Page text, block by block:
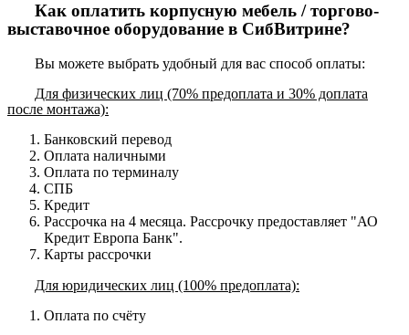
Как оплатить корпусную мебель / торгово-
выставочное оборудование в СибВитрине?
Вы можете выбрать удобный для вас способ оплаты:
Для физических лиц (70% предоплата и 30% доплата
после монтажа):
Банковский перевод
Оплата наличными
Оплата по терминалу
СПБ
Кредит
Рассрочка на 4 месяца. Рассрочку предоставляет "АО
Кредит Европа Банк".
Карты рассрочки
Для юридических лиц (100% предоплата):
Оплата по счёту